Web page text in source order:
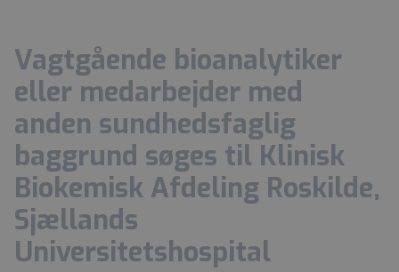
Vagtgående bioanalytiker
eller medarbejder med
anden sundhedsfaglig
baggrund søges til Klinisk
Biokemisk Afdeling Roskilde,
Sjællands
Universitetshospital